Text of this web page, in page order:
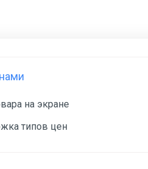
на экране
типов цен